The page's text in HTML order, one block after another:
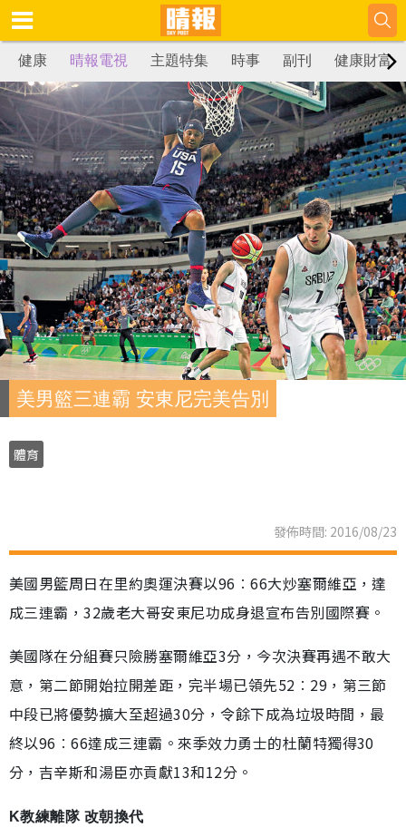
健康 晴報電視 主題特集 時事 副刊 健康財富
美男籃三連霸 安東尼完美告別
體育
發佈時間: 2016/08/23
美國男籃周日在里約奧運決賽以96︰66大炒塞爾維亞，達
成三連霸，32歲老大哥安東尼功成身退宣布告別國際賽。
美國隊在分組賽只險勝塞爾維亞3分，今次決賽再遇不敢大
意，第二節開始拉開差距，完半場已領先52︰29，第三節
中段已將優勢擴大至超過30分，令餘下成為垃圾時間，最
終以96︰66達成三連霸。來季效力勇士的杜蘭特獨得30
分，吉辛斯和湯臣亦貢獻13和12分。
K教練離隊 改朝換代